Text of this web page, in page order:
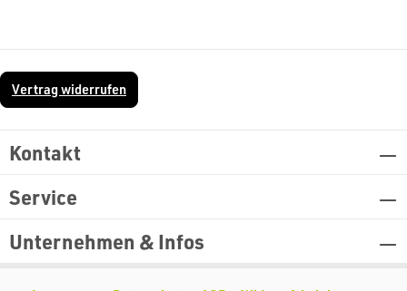
Vertrag widerrufen
Kontakt
Service
Unternehmen & Infos